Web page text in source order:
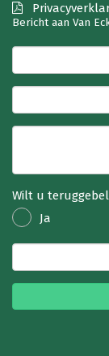
Bericht aan Van
Wilt u
Ja